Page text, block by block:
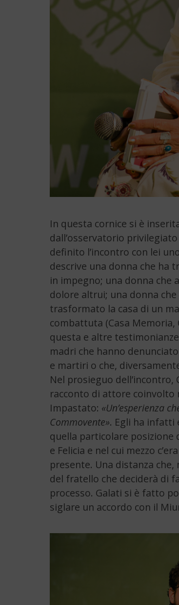
In questa cornice si è
dall’osservatorio
definito l’incontro con lei
descrive una donna che ha
in impegno; una donna che
dolore altrui; una donna
trasformato la casa di un
combattuta (Casa Memoria,
questa e altre
madri che hanno
e martiri o che,
Nel prosieguo
racconto di attore coinvolto
Impastato: «Un’esperienza
Commovente». Egli ha infatti
quella particolare posizione
e Felicia e nel cui mezzo
presente. Una distanza
del fratello che deciderà di
processo. Galati si è fatto
siglare un accordo con il